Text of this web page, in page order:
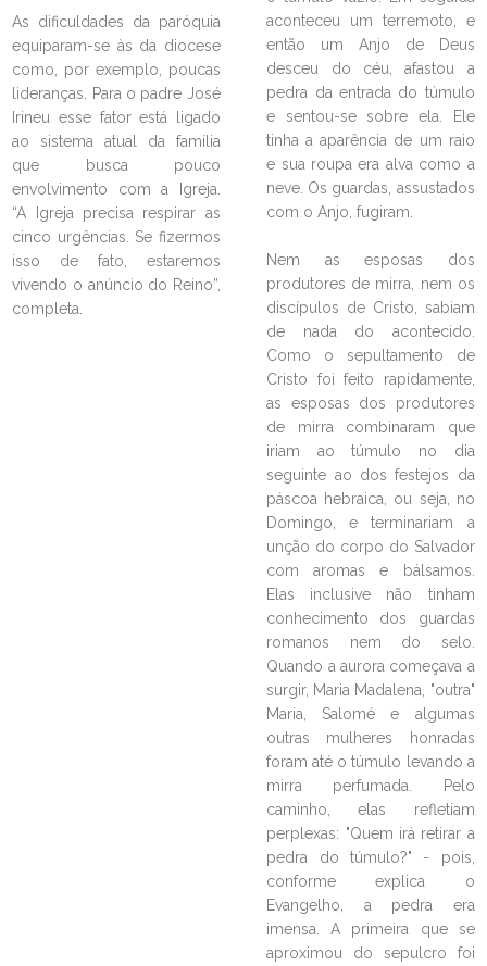
LEIA NO DIOCESE INFORMA
Jovens crismandos arrecadam
alimentos para famílias carentes
Ouça a notícia
As dificuldades da paróquia
equiparam-se às da diocese
como, por exemplo, poucas
lideranças. Para o padre José
Irineu esse fator está ligado
ao sistema atual da família
que busca pouco
envolvimento com a Igreja.
“A Igreja precisa respirar as
cinco urgências. Se fizermos
isso de fato, estaremos
vivendo o anúncio do Reino”,
completa.
aconteceu um terremoto, e
então um Anjo de Deus
desceu do céu, afastou a
pedra da entrada do túmulo
e sentou-se sobre ela. Ele
tinha a aparência de um raio
e sua roupa era alva como a
neve. Os guardas, assustados
com o Anjo, fugiram.
Nem as esposas dos
produtores de mirra, nem os
discípulos de Cristo, sabiam
de nada do acontecido.
Como o sepultamento de
Cristo foi feito rapidamente,
as esposas dos produtores
de mirra combinaram que
iriam ao túmulo no dia
seguinte ao dos festejos da
páscoa hebraica, ou seja, no
Domingo, e terminariam a
unção do corpo do Salvador
com aromas e bálsamos.
Elas inclusive não tinham
conhecimento dos guardas
romanos nem do selo.
Quando a aurora começava a
surgir, Maria Madalena, "outra"
Maria, Salomé e algumas
outras mulheres honradas
foram até o túmulo levando a
mirra perfumada. Pelo
caminho, elas refletiam
perplexas: "Quem irá retirar a
pedra do túmulo?" - pois,
conforme explica o
Evangelho, a pedra era
imensa. A primeira que se
aproximou do sepulcro foi